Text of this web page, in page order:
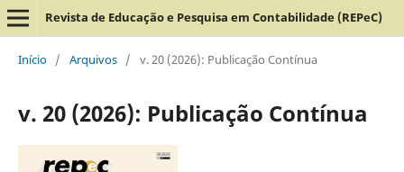
Revista de Educação e Pesquisa em Contabilidade (REPeC)
Início / Arquivos / v. 20 (2026): Publicação Contínua
v. 20 (2026): Publicação Contínua